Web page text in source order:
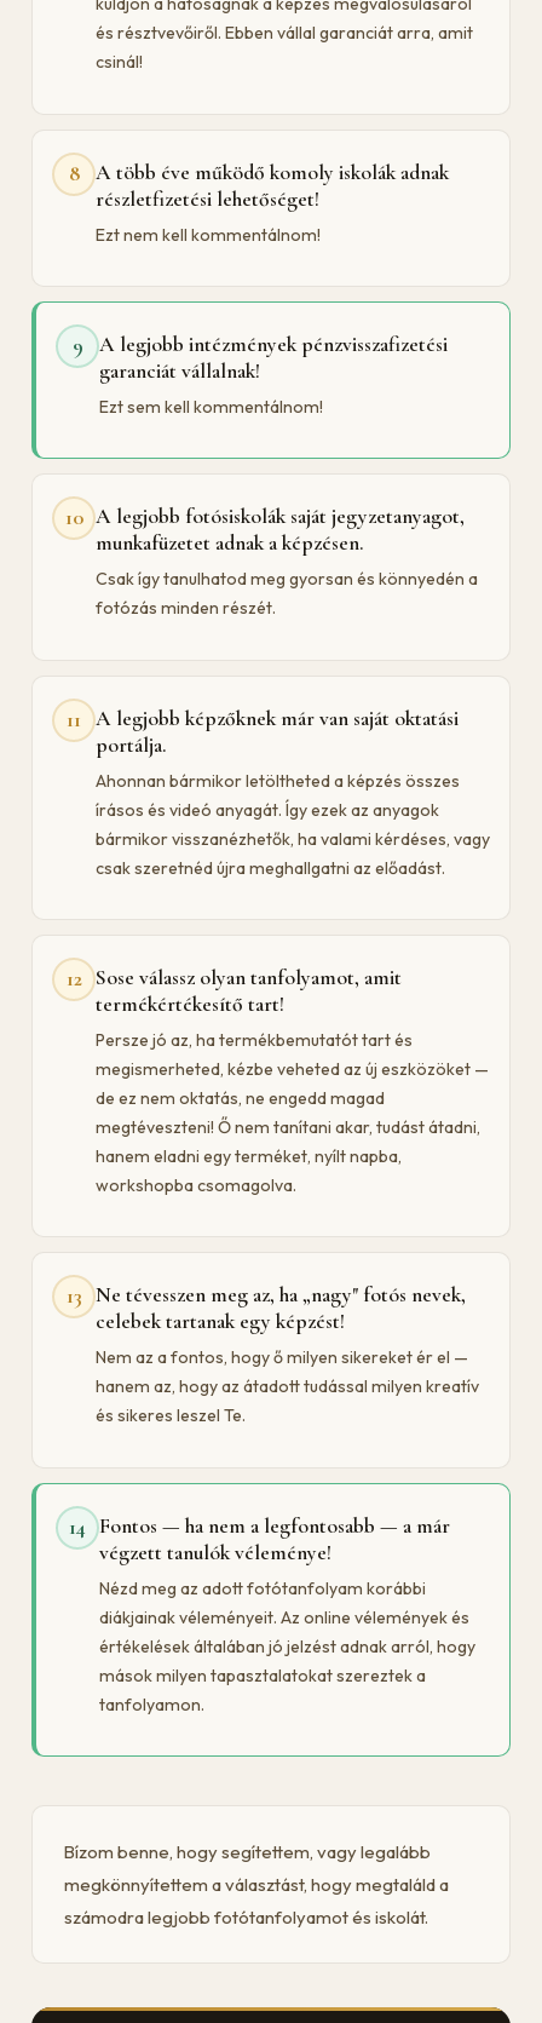
és résztvevőiről. Ebben vállal garanciát arra, amit
csinál!
8
A több éve működő komoly iskolák adnak
részletfizetési lehetőséget!
Ezt nem kell kommentálnom!
9
A legjobb intézmények pénzvisszafizetési
garanciát vállalnak!
Ezt sem kell kommentálnom!
10 A legjobb fotósiskolák saját jegyzetanyagot,
munkafüzetet adnak a képzésen.
Csak így tanulhatod meg gyorsan és könnyedén a
fotózás minden részét.
11
A legjobb képzőknek már van saját oktatási
portálja.
Ahonnan bármikor letöltheted a képzés összes
írásos és videó anyagát. Így ezek az anyagok
bármikor visszanézhetők, ha valami kérdéses, vagy
csak szeretnéd újra meghallgatni az előadást.
12 Sose válassz olyan tanfolyamot, amit
termékértékesítő tart!
Persze jó az, ha termékbemutatót tart és
megismerheted, kézbe veheted az új eszközöket —
de ez nem oktatás, ne engedd magad
megtéveszteni! Ő nem tanítani akar, tudást átadni,
hanem eladni egy terméket, nyílt napba,
workshopba csomagolva.
13 Ne tévesszen meg az, ha „nagy" fotós nevek,
celebek tartanak egy képzést!
Nem az a fontos, hogy ő milyen sikereket ér el —
hanem az, hogy az átadott tudással milyen kreatív
és sikeres leszel Te.
14
Fontos — ha nem a legfontosabb — a már
végzett tanulók véleménye!
Nézd meg az adott fotótanfolyam korábbi
diákjainak véleményeit. Az online vélemények és
értékelések általában jó jelzést adnak arról, hogy
mások milyen tapasztalatokat szereztek a
tanfolyamon.
Bízom benne, hogy segítettem, vagy legalább
megkönnyítettem a választást, hogy megtaláld a
számodra legjobb fotótanfolyamot és iskolát.